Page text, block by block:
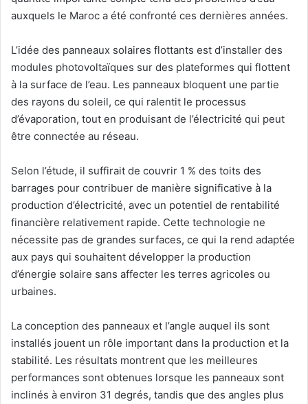
auxquels le Maroc a été confronté ces dernières années.
L’idée des panneaux solaires flottants est d’installer des
modules photovoltaïques sur des plateformes qui flottent
à la surface de l’eau. Les panneaux bloquent une partie
des rayons du soleil, ce qui ralentit le processus
d’évaporation, tout en produisant de l’électricité qui peut
être connectée au réseau.
Selon l’étude, il suffirait de couvrir 1 % des toits des
barrages pour contribuer de manière significative à la
production d’électricité, avec un potentiel de rentabilité
financière relativement rapide. Cette technologie ne
nécessite pas de grandes surfaces, ce qui la rend adaptée
aux pays qui souhaitent développer la production
d’énergie solaire sans affecter les terres agricoles ou
urbaines.
La conception des panneaux et l’angle auquel ils sont
installés jouent un rôle important dans la production et la
stabilité. Les résultats montrent que les meilleures
performances sont obtenues lorsque les panneaux sont
inclinés à environ 31 degrés, tandis que des angles plus